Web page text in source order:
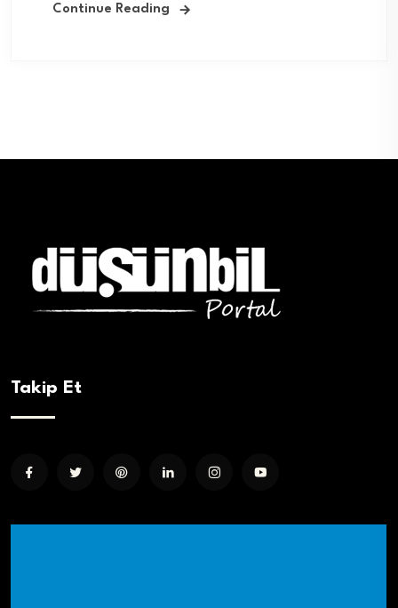
Continue Reading
Takip Et